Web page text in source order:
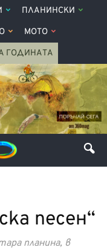
ПЛАНИНСКИ
МОТО
ГОДИНАТА
песен“
планина, в